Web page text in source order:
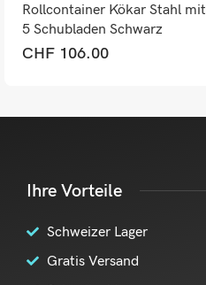
Rollcontainer Kökar Stahl mit
5 Schubladen Schwarz
CHF106.00
Ihre Vorteile
Schweizer Lager
Gratis Versand